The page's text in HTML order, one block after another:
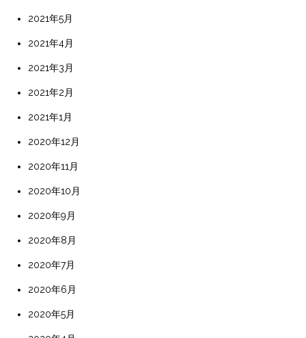
2021年5月
2021年4月
2021年3月
2021年2月
2021年1月
2020年12月
2020年11月
2020年10月
2020年9月
2020年8月
2020年7月
2020年6月
2020年5月